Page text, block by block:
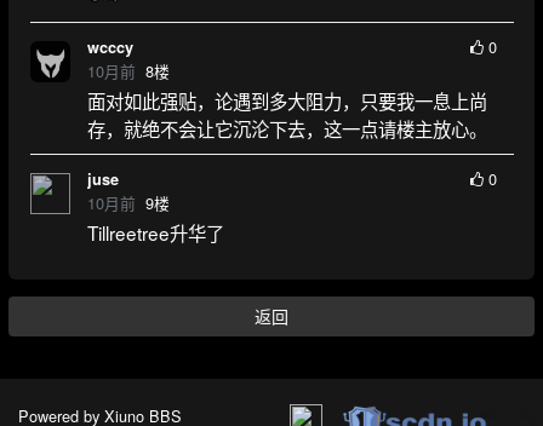
wcccy
10月前 8楼
0
面对如此强贴，论遇到多大阻力，只要我一息上尚
存，就绝不会让它沉沦下去，这一点请楼主放心。
juse
10月前 9楼
0
Tillreetree升华了
返回
Powered by Xiuno BBS